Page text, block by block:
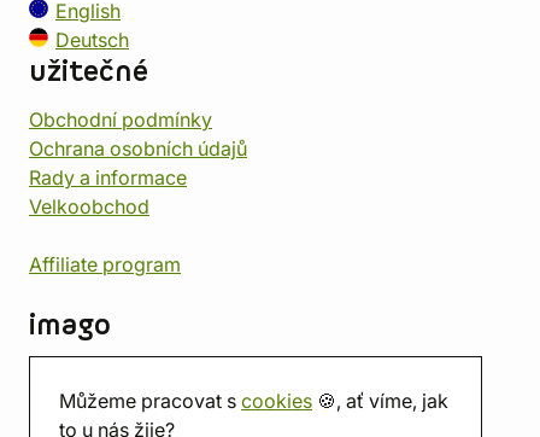
Můžeme pracovat s cookies 🍪, ať víme, jak
to u nás žije?
English
Deutsch
užitečné
Obchodní podmínky
Ochrana osobních údajů
Rady a informace
Velkoobchod
Affiliate program
imago
Prodejna
Herna